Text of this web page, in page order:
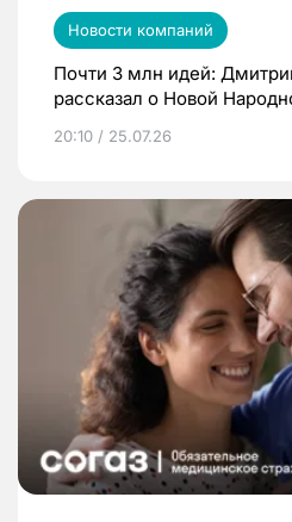
Новости компаний
Почти 3 млн идей:
рассказал о Новой
20:10 / 25.07.26